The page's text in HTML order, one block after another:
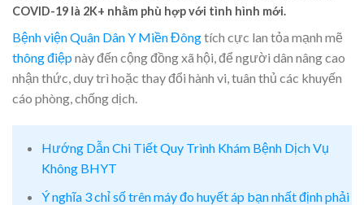
COVID-19 là 2K+ nhằm phù hợp với tình hình mới.
Bệnh viện Quân Dân Y Miền Đôngtích cực lan tỏa mạnh mẽ
thông điệpnày đến cộng đồng xã hội, để người dân nâng cao
nhận thức, duy trì hoặc thay đổi hành vi, tuân thủ các khuyến
cáo phòng, chống dịch.
Hướng Dẫn Chi Tiết Quy Trình Khám Bệnh Dịch Vụ
Không BHYT
Ý nghĩa 3 chỉ số trên máy đo huyết áp bạn nhất định phải